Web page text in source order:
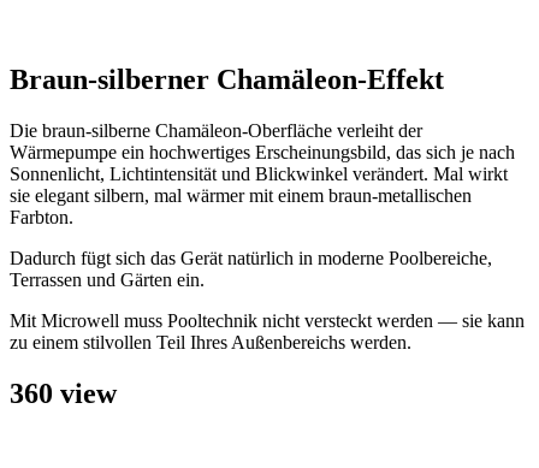
Braun-silberner Chamäleon-Effekt
Die braun-silberne Chamäleon-Oberfläche verleiht der
Wärmepumpe ein hochwertiges Erscheinungsbild, das sich je nach
Sonnenlicht, Lichtintensität und Blickwinkel verändert. Mal wirkt
sie elegant silbern, mal wärmer mit einem braun-metallischen
Farbton.
Dadurch fügt sich das Gerät natürlich in moderne Poolbereiche,
Terrassen und Gärten ein.
Mit Microwell muss Pooltechnik nicht versteckt werden — sie kann
zu einem stilvollen Teil Ihres Außenbereichs werden.
360 view